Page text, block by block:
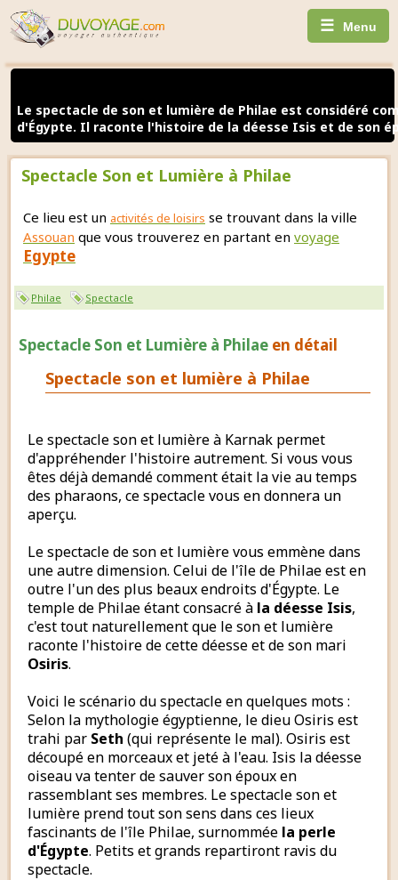
☰ Menu
Le spectacle de son et lumière de Philae est considéré
d'Égypte. Il raconte l'histoire de la déesse Isis et de son
Spectacle Son et Lumière à Philae
Ce lieu est un activités de loisirs se trouvant dans la ville
Assouan que vous trouverez en partant en voyage
Egypte
Philae Spectacle
Spectacle Son et Lumière à Philae en détail
Spectacle son et lumière à Philae
Le spectacle son et lumière à Karnak permet
d'appréhender l'histoire autrement. Si vous vous
êtes déjà demandé comment était la vie au temps
des pharaons, ce spectacle vous en donnera un
aperçu.
Le spectacle de son et lumière vous emmène dans
une autre dimension. Celui de l'île de Philae est en
outre l'un des plus beaux endroits d'Égypte. Le
temple de Philae étant consacré à la déesse Isis,
c'est tout naturellement que le son et lumière
raconte l'histoire de cette déesse et de son mari
Osiris.
Voici le scénario du spectacle en quelques mots :
Selon la mythologie égyptienne, le dieu Osiris est
trahi par Seth (qui représente le mal). Osiris est
découpé en morceaux et jeté à l'eau. Isis la déesse
oiseau va tenter de sauver son époux en
rassemblant ses membres. Le spectacle son et
lumière prend tout son sens dans ces lieux
fascinants de l'île Philae, surnommée la perle
d'Égypte. Petits et grands repartiront ravis du
spectacle.